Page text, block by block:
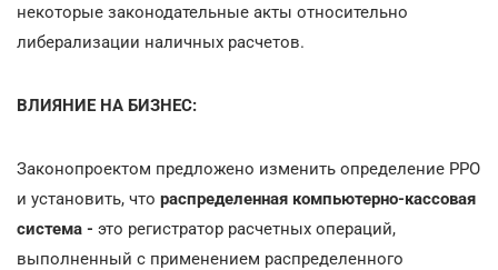
некоторые законодательные акты относительно
либерализации наличных расчетов.
ВЛИЯНИЕ НА БИЗНЕС:
Законопроектом предложено изменить определение РРО
и установить, что распределенная компьютерно-кассовая
система - это регистратор расчетных операций,
выполненный с применением распределенного